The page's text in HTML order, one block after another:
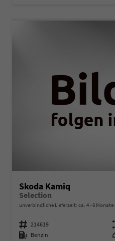
Skoda Kamiq
Selection
unverbindliche Lieferzeit: ca. 4 - 6 Monate
Fahrzeugnummer 214619
Kraftstoff Benzin